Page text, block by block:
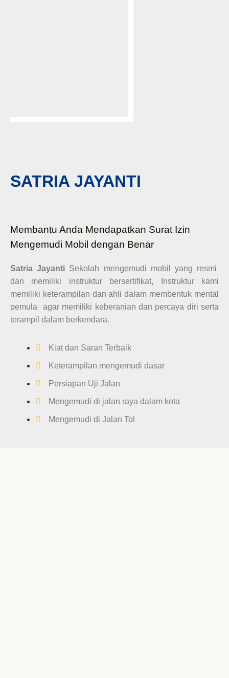
SATRIA JAYANTI
Membantu Anda Mendapatkan Surat Izin
Mengemudi Mobil dengan Benar
Satria Jayanti Sekolah mengemudi mobil yang resmi
dan memiliki instruktur bersertifikat, Instruktur kami
memiliki keterampilan dan ahli dalam membentuk mental
pemula agar memiliki keberanian dan percaya diri serta
terampil dalam berkendara.
Kiat dan Saran Terbaik
Keterampilan mengemudi dasar
Persiapan Uji Jalan
Mengemudi di jalan raya dalam kota
Mengemudi di Jalan Tol